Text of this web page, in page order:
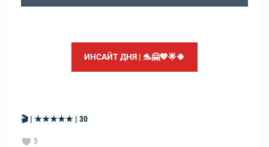
ИНСАЙТ ДНЯ | 🐬🤗💖🌟🍀
🎬 | ★★★★★ | 30
5